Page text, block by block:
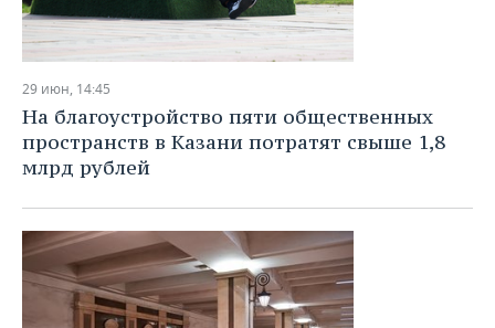
29 июн, 14:45
На благоустройство пяти общественных
пространств в Казани потратят свыше 1,8
млрд рублей